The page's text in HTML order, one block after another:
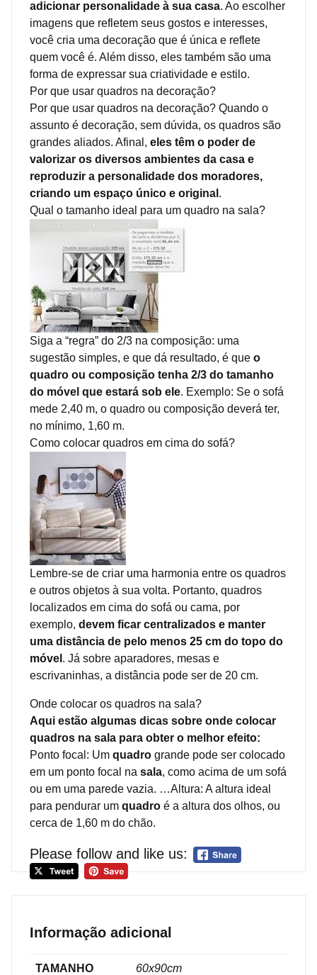
adicionar personalidade à sua casa. Ao escolher
imagens que refletem seus gostos e interesses,
você cria uma decoração que é única e reflete
quem você é. Além disso, eles também são uma
forma de expressar sua criatividade e estilo.
Por que usar quadros na decoração?
Por que usar quadros na decoração? Quando o
assunto é decoração, sem dúvida, os quadros são
grandes aliados. Afinal, eles têm o poder de
valorizar os diversos ambientes da casa e
reproduzir a personalidade dos moradores,
criando um espaço único e original .
Qual o tamanho ideal para um quadro na sala?
Siga a “regra” do 2/3 na composição: uma
sugestão simples, e que dá resultado, é que o
quadro ou composição tenha 2/3 do tamanho
do móvel que estará sob ele. Exemplo: Se o sofá
mede 2,40 m, o quadro ou composição deverá ter,
no mínimo, 1,60 m.
Como colocar quadros em cima do sofá?
Lembre-se de criar uma harmonia entre os quadros
e outros objetos à sua volta. Portanto, quadros
localizados em cima do sofá ou cama, por
exemplo, devem ficar centralizados e manter
uma distância de pelo menos 25 cm do topo do
móvel . Já sobre aparadores, mesas e
escrivaninhas, a distância pode ser de 20 cm.
Onde colocar os quadros na sala?
Aqui estão algumas dicas sobre onde colocar
quadros na sala para obter o melhor efeito:
Ponto focal: Um quadro grande pode ser colocado
em um ponto focal na sala, como acima de um sofá
ou em uma parede vazia. …Altura: A altura ideal
para pendurar um quadro é a altura dos olhos, ou
cerca de 1,60 m do chão.
Please follow and like us:
Informação adicional
TAMANHO
60x90cm